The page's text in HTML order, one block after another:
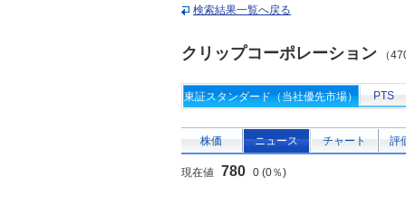
検索結果一覧へ戻る
クリップコーポレーション （
東証スタンダード（当社優先市場） PTS
株価 ニュース チャート 評
現在値 780 0 (0％)